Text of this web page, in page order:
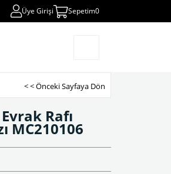
Üye Girişi Sepetim0
< < Önceki Sayfaya Dön
Rafı
MC210106